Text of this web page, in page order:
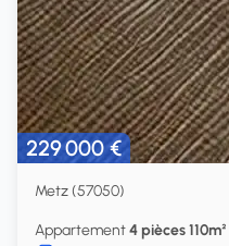
229 000 €
Metz (57050)
Appartement4 pièces 110m²